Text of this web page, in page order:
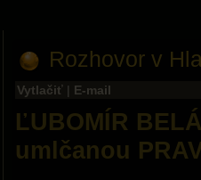
Rozhovor v
Vytlačiť | E-mail
ĽUBOMÍR
umlčanou